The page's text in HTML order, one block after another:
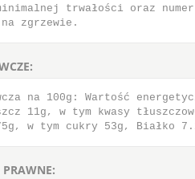
trwałości oraz
zgrzewie.
na 100g: Wartość
11g, w tym kwasy
75g, w tym cukry 53g, Białko